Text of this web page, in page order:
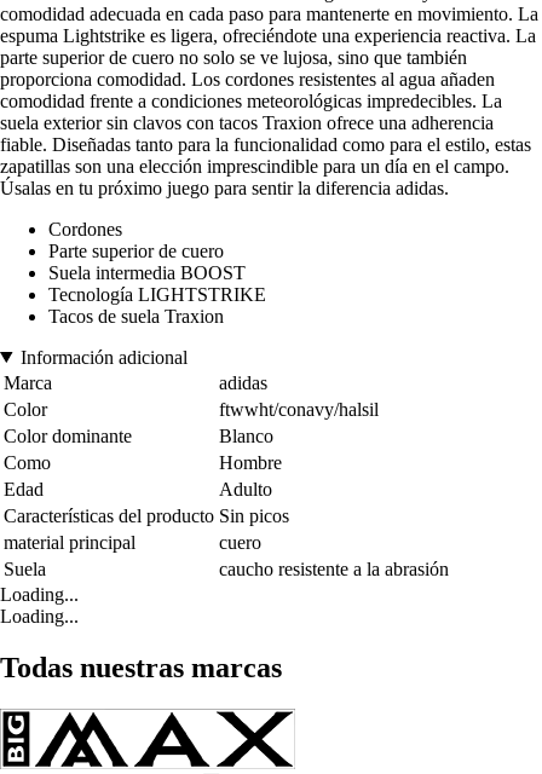
comodidad adecuada en cada paso para mantenerte en movimiento. La
espuma Lightstrike es ligera, ofreciéndote una experiencia reactiva. La
parte superior de cuero no solo se ve lujosa, sino que también
proporciona comodidad. Los cordones resistentes al agua añaden
comodidad frente a condiciones meteorológicas impredecibles. La
suela exterior sin clavos con tacos Traxion ofrece una adherencia
fiable. Diseñadas tanto para la funcionalidad como para el estilo, estas
zapatillas son una elección imprescindible para un día en el campo.
Úsalas en tu próximo juego para sentir la diferencia adidas.
Cordones
Parte superior de cuero
Suela intermedia BOOST
Tecnología LIGHTSTRIKE
Tacos de suela Traxion
Información adicional
Marca
adidas
Color
ftwwht/conavy/halsil
Color dominante
Blanco
Como
Hombre
Edad
Adulto
Características del producto Sin picos
material principal
cuero
Suela
caucho resistente a la abrasión
Loading...
Loading...
Todas nuestras marcas